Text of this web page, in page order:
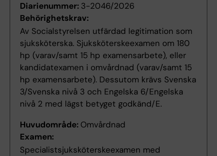
Diarienummer: 3-2046/2026
Behörighetskrav:
Av Socialstyrelsen utfärdad legitimation som
sjuksköterska. Sjuksköterskeexamen om 180
hp (varav/samt 15 hp examensarbete), eller
kandidatexamen i omvårdnad (varav/samt 15
hp examensarbete). Dessutom krävs Svenska
3/Svenska nivå 3 och Engelska 6/Engelska
nivå 2 med lägst betyget godkänd/E.
Huvudområde: Omvårdnad
Examen:
Specialistsjuksköterskeexamen med